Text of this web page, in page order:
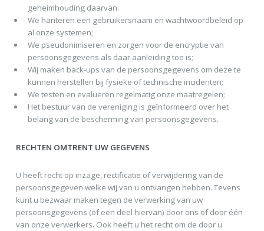
geheimhouding daarvan.
We hanteren een gebruikersnaam en wachtwoordbeleid op
al onze systemen;
We pseudonimiseren en zorgen voor de encryptie van
persoonsgegevens als daar aanleiding toe is;
Wij maken back-ups van de persoonsgegevens om deze te
kunnen herstellen bij fysieke of technische incidenten;
We testen en evalueren regelmatig onze maatregelen;
Het bestuur van de vereniging is geïnformeerd over het
belang van de bescherming van persoonsgegevens.
RECHTEN OMTRENT UW GEGEVENS
U heeft recht op inzage, rectificatie of verwijdering van de
persoonsgegeven welke wij van u ontvangen hebben. Tevens
kunt u bezwaar maken tegen de verwerking van uw
persoonsgegevens (of een deel hiervan) door ons of door één
van onze verwerkers. Ook heeft u het recht om de door u